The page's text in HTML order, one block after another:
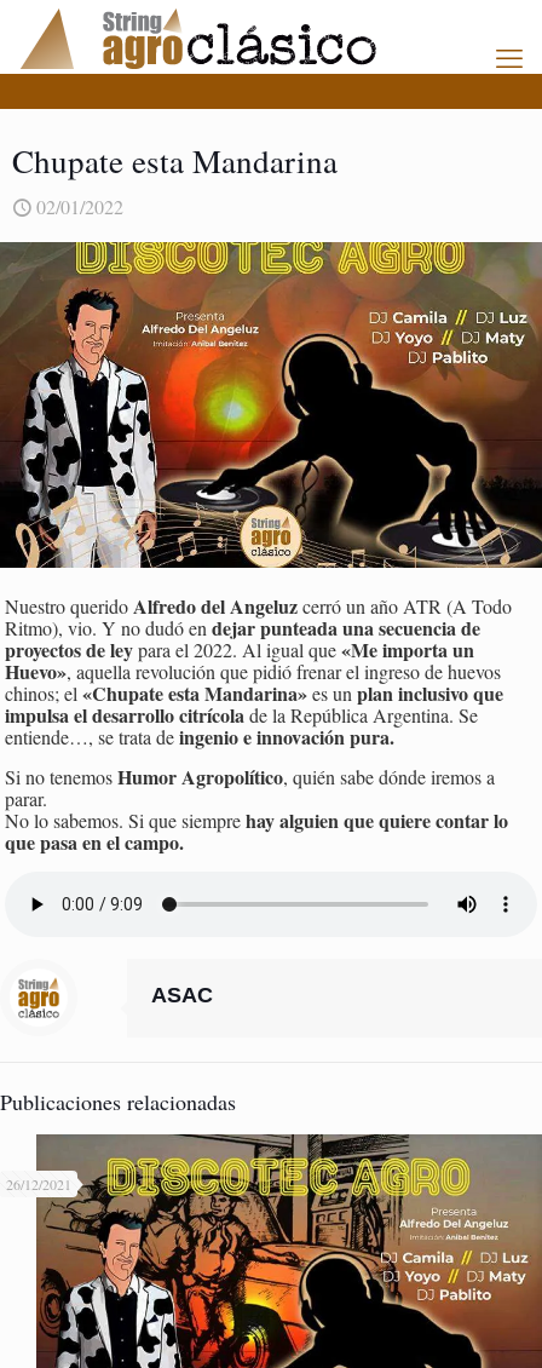
Chupate esta Mandarina
02/01/2022
Nuestro querido Alfredo del Angeluzcerró un año ATR (A Todo
Ritmo), vio. Y no dudó endejar punteada una secuencia de
proyectos de leypara el 2022. Al igual que«Me importa un
Huevo», aquella revolución que pidió frenar el ingreso de huevos
chinos; el«Chupate esta Mandarina»es un plan inclusivo que
impulsa el desarrollo citrícolade la República Argentina. Se
entiende…, se trata deingenio e innovación pura.
Si no tenemosHumor Agropolítico, quién sabe dónde iremos a
parar.
No lo sabemos. Si que siemprehay alguien que quiere contar lo
que pasa en el campo.
ASAC
Publicaciones relacionadas
26/12/2021